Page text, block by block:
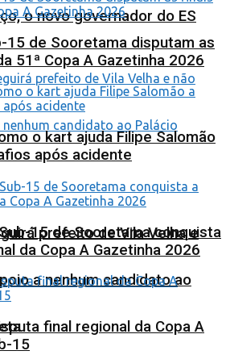
o novo governador do ES
prefeito de Vila Velha e
a nenhum candidato ao
15 de Sooretama disputam as
51ª Copa A Gazetinha 2026
o kart ajuda Filipe Salomão
após acidente
Sub-15 de Sooretama conquista
da Copa A Gazetinha 2026
final regional da Copa A
15